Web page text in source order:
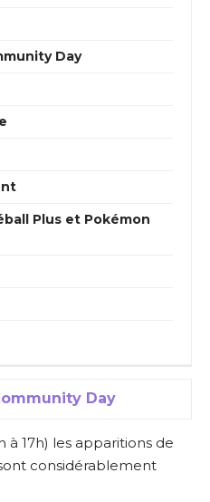
Day
Plus et Pokémon
Day
à 17h) les apparitions de
considérablement